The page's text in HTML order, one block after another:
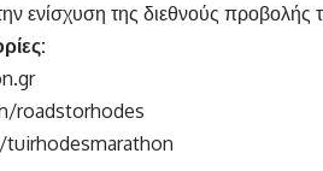
ενίσχυση της διεθνούς προβολής
roadstorhodes